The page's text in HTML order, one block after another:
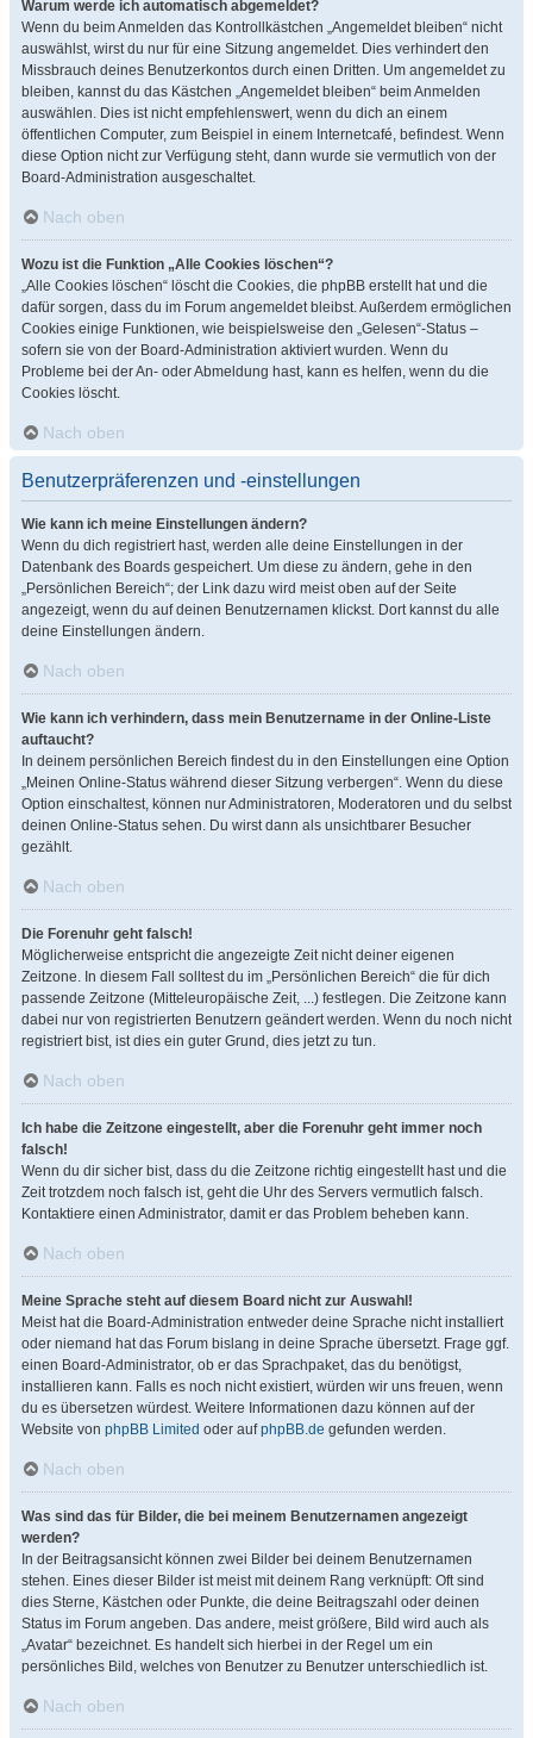
Warum werde ich automatisch abgemeldet?
Wenn du beim Anmelden das Kontrollkästchen „Angemeldet bleiben“ nicht
auswählst, wirst du nur für eine Sitzung angemeldet. Dies verhindert den
Missbrauch deines Benutzerkontos durch einen Dritten. Um angemeldet zu
bleiben, kannst du das Kästchen „Angemeldet bleiben“ beim Anmelden
auswählen. Dies ist nicht empfehlenswert, wenn du dich an einem
öffentlichen Computer, zum Beispiel in einem Internetcafé, befindest. Wenn
diese Option nicht zur Verfügung steht, dann wurde sie vermutlich von der
Board-Administration ausgeschaltet.
Nach oben
Wozu ist die Funktion „Alle Cookies löschen“?
„Alle Cookies löschen“ löscht die Cookies, die phpBB erstellt hat und die
dafür sorgen, dass du im Forum angemeldet bleibst. Außerdem ermöglichen
Cookies einige Funktionen, wie beispielsweise den „Gelesen“-Status –
sofern sie von der Board-Administration aktiviert wurden. Wenn du
Probleme bei der An- oder Abmeldung hast, kann es helfen, wenn du die
Cookies löscht.
Nach oben
Benutzerpräferenzen und -einstellungen
Wie kann ich meine Einstellungen ändern?
Wenn du dich registriert hast, werden alle deine Einstellungen in der
Datenbank des Boards gespeichert. Um diese zu ändern, gehe in den
„Persönlichen Bereich“; der Link dazu wird meist oben auf der Seite
angezeigt, wenn du auf deinen Benutzernamen klickst. Dort kannst du alle
deine Einstellungen ändern.
Nach oben
Wie kann ich verhindern, dass mein Benutzername in der Online-Liste
auftaucht?
In deinem persönlichen Bereich findest du in den Einstellungen eine Option
„Meinen Online-Status während dieser Sitzung verbergen“. Wenn du diese
Option einschaltest, können nur Administratoren, Moderatoren und du selbst
deinen Online-Status sehen. Du wirst dann als unsichtbarer Besucher
gezählt.
Nach oben
Die Forenuhr geht falsch!
Möglicherweise entspricht die angezeigte Zeit nicht deiner eigenen
Zeitzone. In diesem Fall solltest du im „Persönlichen Bereich“ die für dich
passende Zeitzone (Mitteleuropäische Zeit, ...) festlegen. Die Zeitzone kann
dabei nur von registrierten Benutzern geändert werden. Wenn du noch nicht
registriert bist, ist dies ein guter Grund, dies jetzt zu tun.
Nach oben
Ich habe die Zeitzone eingestellt, aber die Forenuhr geht immer noch
falsch!
Wenn du dir sicher bist, dass du die Zeitzone richtig eingestellt hast und die
Zeit trotzdem noch falsch ist, geht die Uhr des Servers vermutlich falsch.
Kontaktiere einen Administrator, damit er das Problem beheben kann.
Nach oben
Meine Sprache steht auf diesem Board nicht zur Auswahl!
Meist hat die Board-Administration entweder deine Sprache nicht installiert
oder niemand hat das Forum bislang in deine Sprache übersetzt. Frage ggf.
einen Board-Administrator, ob er das Sprachpaket, das du benötigst,
installieren kann. Falls es noch nicht existiert, würden wir uns freuen, wenn
du es übersetzen würdest. Weitere Informationen dazu können auf der
Website von phpBB Limited oder aufphpBB.de gefunden werden.
Nach oben
Was sind das für Bilder, die bei meinem Benutzernamen angezeigt
werden?
In der Beitragsansicht können zwei Bilder bei deinem Benutzernamen
stehen. Eines dieser Bilder ist meist mit deinem Rang verknüpft: Oft sind
dies Sterne, Kästchen oder Punkte, die deine Beitragszahl oder deinen
Status im Forum angeben. Das andere, meist größere, Bild wird auch als
„Avatar“ bezeichnet. Es handelt sich hierbei in der Regel um ein
persönliches Bild, welches von Benutzer zu Benutzer unterschiedlich ist.
Nach oben